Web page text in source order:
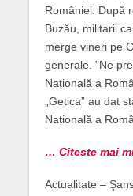
României. După
Buzău, militarii
merge vineri pe
generale. ”Ne
Națională a
„Getica” au dat
Națională a
… Citeste mai
Actualitate –